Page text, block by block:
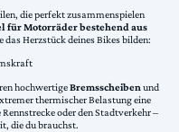
die perfekt zusammenspielen
für Motorräder bestehend aus
das Herzstück deines Bikes bilden:
hochwertigeBremsscheiben und
thermischer Belastung eine
oder den Stadtverkehr –
die du brauchst.